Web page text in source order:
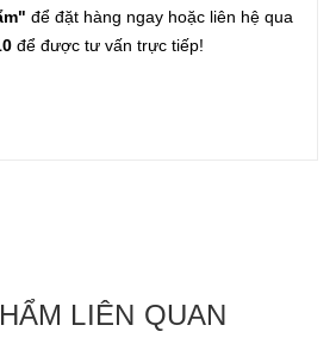
để đặt hàng ngay hoặc liên hệ qua
để được tư vấn trực tiếp!
LIÊN QUAN